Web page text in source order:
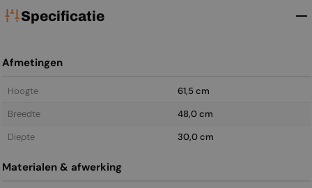
Specificatie
Afmetingen
Hoogte
61,5 cm
Breedte
48,0 cm
Diepte
30,0 cm
Materialen & afwerking